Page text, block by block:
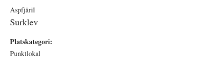
Aspfjäril
Surklev
Platskategori:
Punktlokal